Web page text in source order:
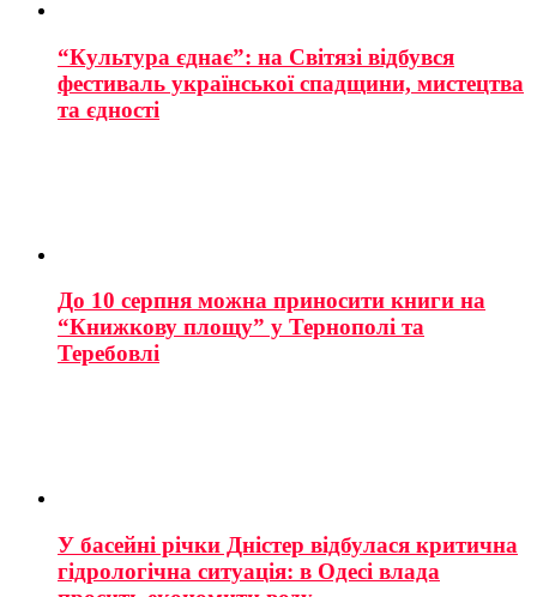
“Культура єднає”: на Світязі відбувся
фестиваль української спадщини, мистецтва
та єдності
До 10 серпня можна приносити книги на
“Книжкову площу” у Тернополі та
Теребовлі
У басейні річки Дністер відбулася критична
гідрологічна ситуація: в Одесі влада